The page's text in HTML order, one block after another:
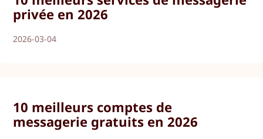
privée en 2026
2026-03-04
10 meilleurs comptes de
messagerie gratuits en 2026